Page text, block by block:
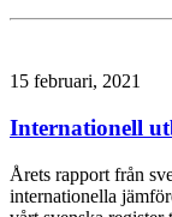
15 februari, 2021
Internationell
Årets rapport från
internationella